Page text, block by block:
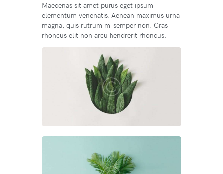
Maecenas sit amet purus eget ipsum
elementum venenatis. Aenean maximus urna
magna, quis rutrum mi semper non. Cras
rhoncus elit non arcu hendrerit rhoncus.